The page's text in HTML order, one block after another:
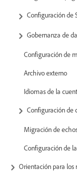
Configuración de
Gobernanza de
Configuración de
Archivo externo
Idiomas de la
Configuración de
Migración de
Configuración de
Orientación para los